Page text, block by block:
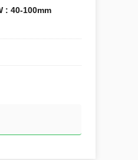
: 40-100mm